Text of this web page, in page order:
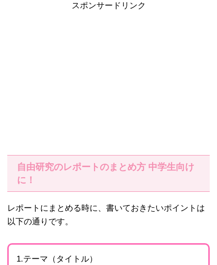
スポンサードリンク
自由研究のレポートのまとめ方 中学生向け
に！
レポートにまとめる時に、書いておきたいポイントは
以下の通りです。
1.テーマ（タイトル）